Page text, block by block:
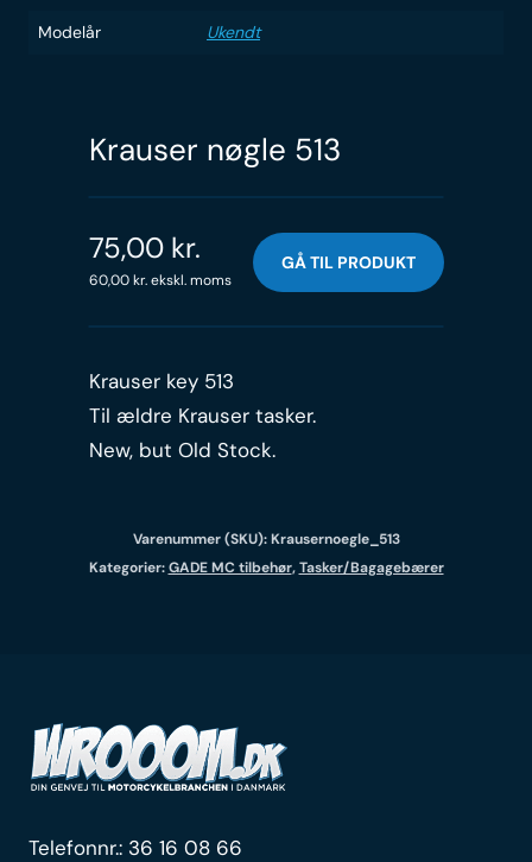
Modelår Ukendt
Krauser nøgle 513
75,00 kr.
60,00kr.ekskl. moms
GÅ TIL PRODUKT
Krauser key 513
Til ældre Krauser tasker.
New, but Old Stock.
Varenummer (SKU):Krausernoegle_513
Kategorier:GADE MC tilbehør,Tasker/Bagagebærer
Telefonnr.: 36 16 08 66